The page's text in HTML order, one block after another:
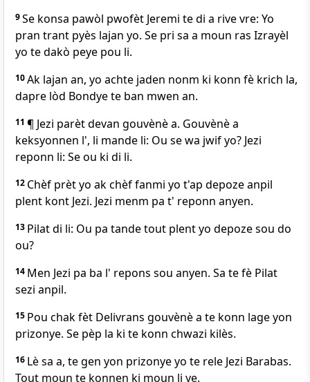
9Se konsa pawòl pwofèt Jeremi te di a rive vre: Yo
pran trant pyès lajan yo. Se pri sa a moun ras Izrayèl
yo te dakò peye pou li.
10Ak lajan an, yo achte jaden nonm ki konn fè krich la,
dapre lòd Bondye te ban mwen an.
11 ¶ Jezi parèt devan gouvènè a. Gouvènè a
keksyonnen l', li mande li: Ou se wa jwif yo? Jezi
reponn li: Se ou ki di li.
12 Chèf prèt yo ak chèf fanmi yo t'ap depoze anpil
plent kont Jezi. Jezi menm pa t' reponn anyen.
13 Pilat di li: Ou pa tande tout plent yo depoze sou do
ou?
14 Men Jezi pa ba l' repons sou anyen. Sa te fè Pilat
sezi anpil.
15 Pou chak fèt Delivrans gouvènè a te konn lage yon
prizonye. Se pèp la ki te konn chwazi kilès.
16 Lè sa a, te gen yon prizonye yo te rele Jezi Barabas.
Tout moun te konnen ki moun li ye.